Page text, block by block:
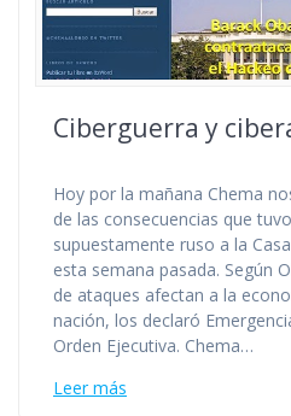
Ciberguerra y
Hoy por la mañana Chema
de las consecuencias que
supuestamente ruso a la
esta semana pasada. Según
de ataques afectan a la
nación, los declaró
Orden Ejecutiva. Chema…
Leer más